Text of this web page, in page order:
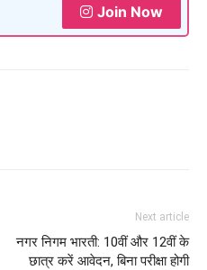
Join Now
Next article
नगर निगम भारती: 10वीं और 12वीं के
छात्र करें आवेदन, बिना परीक्षा होगी